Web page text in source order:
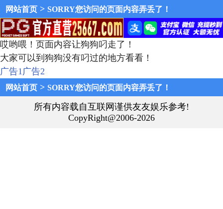
网站首页 > SORRY您访问的页面内容弄丢了！
哎哟喂！页面内容让狗狗叼走了！
大家可以到狗狗没有叼过的地方看看！
广告1广告2
网站首页 > SORRY您访问的页面内容弄丢了！
所有内容载自互联网谨供友友娱乐参考!
CopyRight@2006-2026